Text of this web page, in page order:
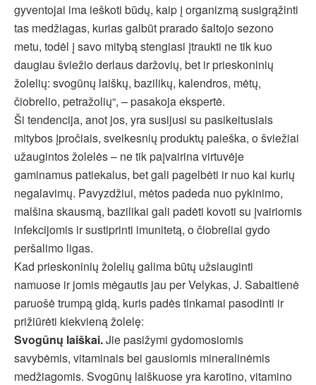
gyventojai ima ieškoti būdų, kaip į organizmą susigrąžinti
tas medžiagas, kurias galbūt prarado šaltojo sezono
metu, todėl į savo mitybą stengiasi įtraukti ne tik kuo
daugiau šviežio derlaus daržovių, bet ir prieskoninių
žolelių: svogūnų laiškų, bazilikų, kalendros, mėtų,
čiobrelio, petražolių“, – pasakoja ekspertė.
Ši tendencija, anot jos, yra susijusi su pasikeitusiais
mitybos įpročiais, sveikesnių produktų paieška, o šviežiai
užaugintos žolelės – ne tik paįvairina virtuvėje
gaminamus patiekalus, bet gali pagelbėti ir nuo kai kurių
negalavimų. Pavyzdžiui, mėtos padeda nuo pykinimo,
malšina skausmą, bazilikai gali padėti kovoti su įvairiomis
infekcijomis ir sustiprinti imunitetą, o čiobreliai gydo
peršalimo ligas.
Kad prieskoninių žolelių galima būtų užsiauginti
namuose ir jomis mėgautis jau per Velykas, J. Sabaitienė
paruošė trumpą gidą, kuris padės tinkamai pasodinti ir
prižiūrėti kiekvieną žolelę:
Svogūnų laiškai.Jie pasižymi gydomosiomis
savybėmis, vitaminais bei gausiomis mineralinėmis
medžiagomis. Svogūnų laiškuose yra karotino, vitamino